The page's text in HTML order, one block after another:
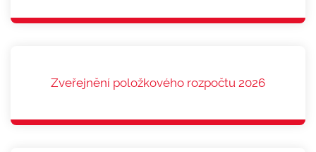
Zveřejnění položkového rozpočtu 2026